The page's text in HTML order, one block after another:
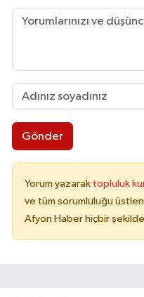
Gönder
Yorum yazarak topluluk
ve tüm sorumluluğu
Afyon Haber hiçbir